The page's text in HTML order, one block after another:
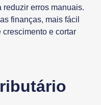
reduzir erros manuais.
finanças, mais fácil
e cortar